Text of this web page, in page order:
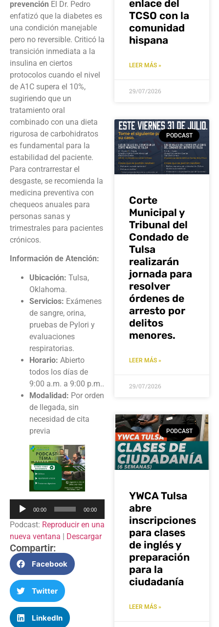
prevención El Dr. Pedro
enfatizó que la diabetes es
una condición manejable
pero no reversible. Criticó la
transición inmediata a la
insulina en ciertos
protocolos cuando el nivel
de A1C supera el 10%,
sugiriendo que un
tratamiento oral
combinado con una dieta
rigurosa de carbohidratos
es fundamental para la
estabilidad del paciente.
Para contrarrestar el
desgaste, se recomienda la
medicina preventiva con
chequeos anuales para
personas sanas y
trimestrales para pacientes
crónicos.
Información de Atención:
Ubicación: Tulsa,
Oklahoma.
Servicios: Exámenes
de sangre, orina,
pruebas de Pylori y
evaluaciones
respiratorias.
Horario: Abierto
todos los días de
9:00 a.m. a 9:00 p.m..
Modalidad: Por orden
de llegada, sin
necesidad de cita
previa
Reproductor
audio
00:00 00:00
Podcast: Reproducir en una
nueva ventana
Descargar
Compartir:
Facebook
Twitter
LinkedIn
enlace del
TCSO con la
comunidad
hispana
LEER MÁS »
29/07/2026
PODCAST
Corte
Municipal y
Tribunal del
Condado de
Tulsa
realizarán
jornada para
resolver
órdenes de
arresto por
delitos
menores.
LEER MÁS »
29/07/2026
PODCAST
YWCA Tulsa
abre
inscripciones
para clases
de inglés y
preparación
para la
ciudadanía
LEER MÁS »